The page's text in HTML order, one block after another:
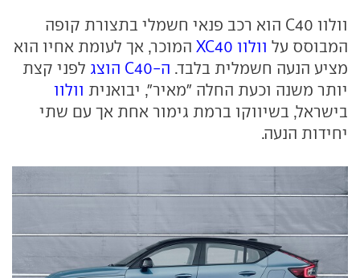
וולוו C40 הוא רכב פנאי חשמלי בתצורת קופה
המבוסס על וולוו XC40
המוכר, אך לעומת אחיו הוא
מציע הנעה חשמלית בלבד. ה-C40 הוצג
לפני קצת
יותר משנה וכעת החלה "מאיר", יבואנית וולוו
בישראל, בשיווקו ברמת גימור אחת אך עם שתי
יחידות הנעה.